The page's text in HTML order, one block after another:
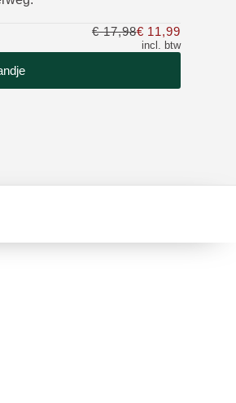
incl. btw
€ 17,98€ 11,99Slechts €